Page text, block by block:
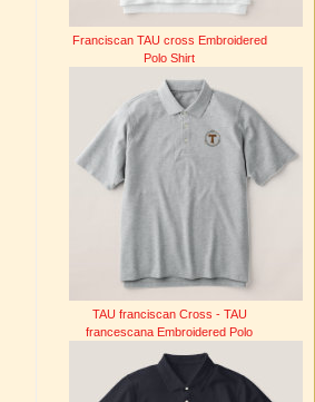
Franciscan TAU cross Embroidered
Polo Shirt
TAU franciscan Cross - TAU
francescana Embroidered Polo